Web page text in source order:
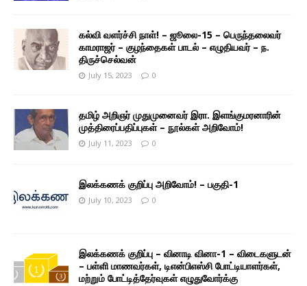
கல்வி வளர்ச்சி நாள்! – ஜூலை-15 – பெருந்தலைவர்
காமராஜர் – குழந்தைகள் பாடல் – எழுதியவர் – ந.
திருச்செல்வன்
July 15, 2023 0
தமிழ் அறிஞர் முதுமுனைவர் இரா. இளங்குமரனாரின்
முத்திரைப்பதிப்புகள் – நூல்கள் அறிவோம்!
July 11, 2023 0
இலக்கணக் குறிப்பு அறிவோம்! – பகுதி-1
July 10, 2023 0
இலக்கணக் குறிப்பு – வினாடி வினா-1 – விடைகளுடன்
– பள்ளி மாணவர்கள், டிஎன்பிஎஸ்சி போட்டியாளர்கள்,
மற்றும் போட்டித்தேர்வுகள் எழுதுவோர்க்கு